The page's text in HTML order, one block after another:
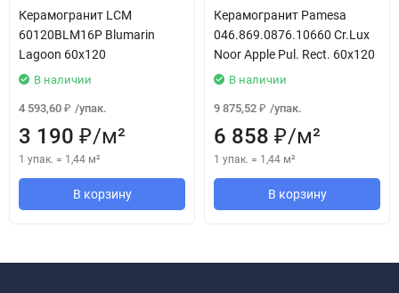
Керамогранит LCM
60120BLM16P Blumarin
Lagoon 60x120
В наличии
4 593,60 ₽ /упак.
3 190 ₽/м²
1 упак. = 1,44 м²
В корзину
Керамогранит Pamesa
046.869.0876.10660 Cr.Lux
Noor Apple Pul. Rect. 60x120
В наличии
9 875,52 ₽ /упак.
6 858 ₽/м²
1 упак. = 1,44 м²
В корзину